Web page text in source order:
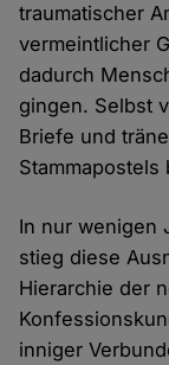
traumatischer
vermeintlicher
dadurch
gingen. Selbst
Briefe und
Stammapostels
In nur wenigen
stieg diese
Hierarchie der
inniger